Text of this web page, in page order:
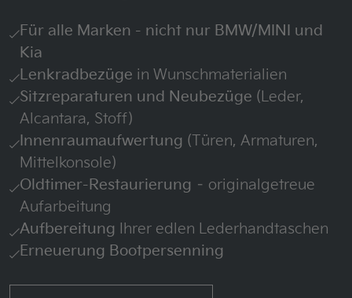
Für alle Marken - nicht nur BMW/MINI und
Kia
Lenkradbezüge in Wunschmaterialien
Sitzreparaturen und Neubezüge (Leder,
Alcantara, Stoff)
Innenraumaufwertung (Türen, Armaturen,
Mittelkonsole)
Oldtimer-Restaurierung – originalgetreue
Aufarbeitung
Aufbereitung Ihrer edlen Lederhandtaschen
Erneuerung Bootpersenning